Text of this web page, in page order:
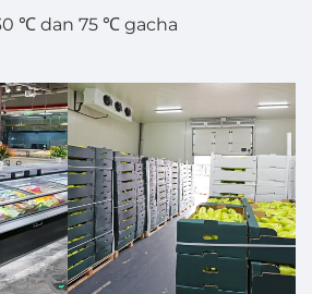
℃ dan 75 ℃ gacha